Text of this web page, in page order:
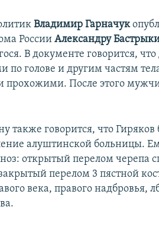
Владимир Гарначук
РоссииАлександру
В документе говорится,
по голове и другим частям
прохожими. После этого
также говорится, что Гиряков
алуштинской больницы.
открытый перелом черепа
перелом 3 пястной
века, правого надбровья,